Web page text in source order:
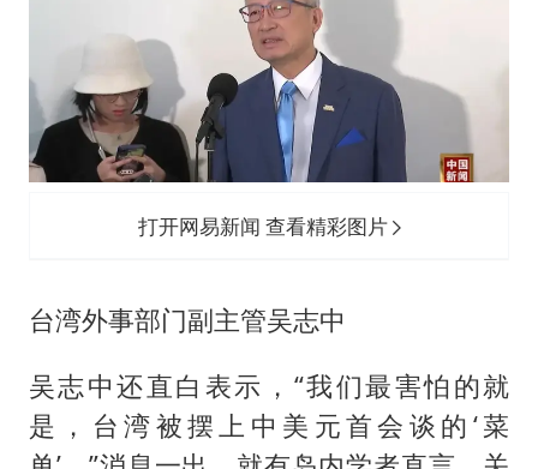
打开网易新闻 查看精彩图片
台湾外事部门副主管吴志中
吴志中还直白表示，“我们最害怕的就
是，台湾被摆上中美元首会谈的‘菜